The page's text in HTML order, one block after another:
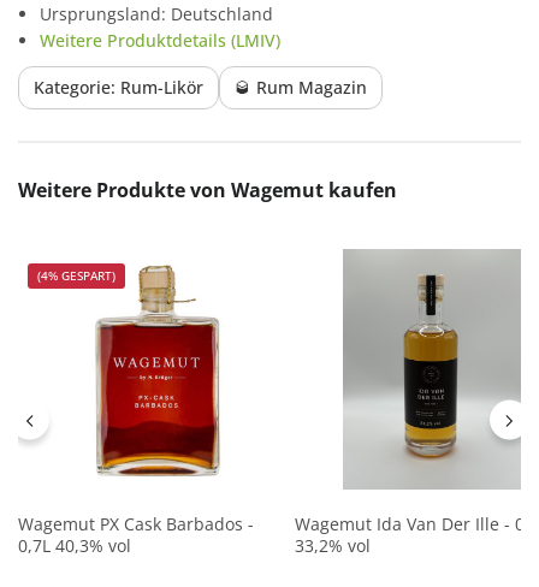
Ursprungsland: Deutschland
Weitere Produktdetails (LMIV)
Kategorie: Rum-Likör 🥃 Rum Magazin
Produktgalerie überspringen
Weitere Produkte von Wagemut kaufen
(4% GESPART)
Wagemut PX Cask Barbados -
0,7L 40,3% vol
Wagemut Ida Van Der Ille -
33,2% vol